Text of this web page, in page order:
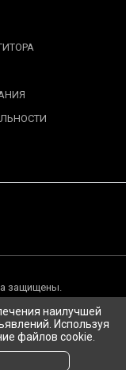
защищены.
наилучшей
Используя
файлов cookie.